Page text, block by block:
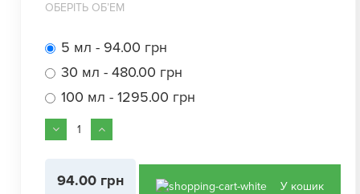
ОБЕРІТЬ ОБʼЕМ
5 мл - 94.00 грн
30 мл - 480.00 грн
100 мл - 1295.00 грн
94.00 грн У кошик